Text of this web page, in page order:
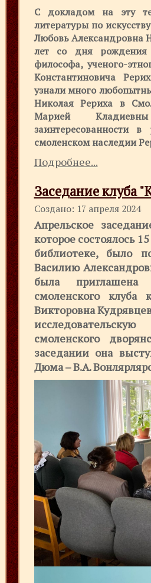
С докладом на эту
литературы по
Любовь Александровна
лет со дня рождения
философа, ученого-
Константиновича
узнали много
Николая Рериха в
Марией
заинтересованности
смоленском наследии
Подробнее...
Заседание клуба
Создано: 17 апреля 2024
Апрельское
которое состоялось
библиотеке, было
Василию
была приглашена
смоленского клуба
Викторовна
смоленского
заседании она
Дюма – В.А.